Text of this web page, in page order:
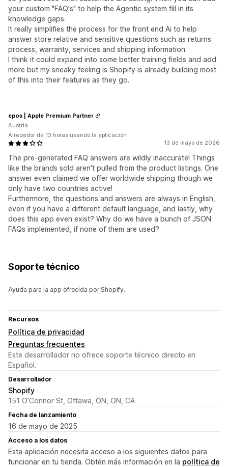
your custom "FAQ's" to help the Agentic system fill in its
knowledge gaps.
It really simplifies the process for the front end Ai to help
answer store relative and sensitive questions such as returns
process, warranty, services and shipping information.
I think it could expand into some better training fields and add
more but my sneaky feeling is Shopify is already building most
of this into their features as they go.
13 de mayo de 2026
The pre-generated FAQ answers are wildly inaccurate! Things
like the brands sold aren't pulled from the product listings. One
answer even claimed we offer worldwide shipping though we
only have two countries active!
Furthermore, the questions and answers are always in English,
even if you have a different default language, and lastly, why
does this app even exist? Why do we have a bunch of JSON
FAQs implemented, if none of them are used?
epos | Apple Premium Partner
Austria
Alrededor de 13 horas usando la aplicación
Soporte técnico
Ayuda para la app ofrecida por Shopify.
Recursos
Política de privacidad
Preguntas frecuentes
Este desarrollador no ofrece soporte técnico directo en
Español.
Desarrollador
Shopify
151 O’Connor St, Ottawa, ON, ON, CA
Fecha de lanzamiento
16 de mayo de 2025
Acceso a los datos
Esta aplicación necesita acceso a los siguientes datos para
funcionar en tu tienda. Obtén más información en la política de